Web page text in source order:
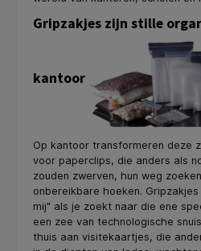
Gripzakjes zijn stille
kantoor
Op kantoor transformeren deze
voor paperclips, die anders als
zouden zwerven, hun weg
onbereikbare hoeken.
mij" als je zoekt naar die ene
een zee van technologische
thuis aan visitekaartjes, die